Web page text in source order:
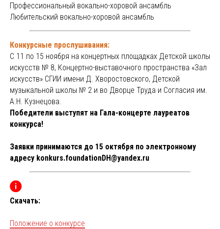
Профессиональный вокально-хоровой ансамбль
Любительский вокально-хоровой ансамбль
Конкурсные прослушивания:
С 11 по 15 ноября на концертных площадках Детской школы
искусств № 8, Концертно-выставочного пространства «Зал
искусств» СГИИ имени Д. Хворостовского, Детской
музыкальной школы № 2 и во Дворце Труда и Согласия им.
А.Н. Кузнецова.
Победители выступят на Гала-концерте лауреатов
конкурса!
Заявки принимаются до 15 октября по электронному
адресу konkurs.foundationDH@yandex.ru
Скачать:
Положение о конкурсе